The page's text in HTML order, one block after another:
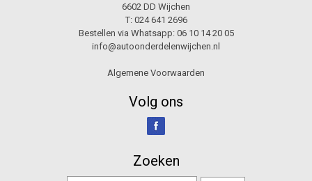
6602 DD Wijchen
T: 024 641 2696
Bestellen via Whatsapp: 06 10 14 20 05
info@autoonderdelenwijchen.nl
Algemene Voorwaarden
Volg ons
Zoeken